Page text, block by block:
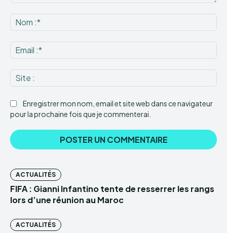
:*
:*
:
Enregistrer mon nom, email et site web dans ce navigateur
pour la prochaine fois que je commenterai.
ACTUALITÉS
FIFA : Gianni Infantino tente de resserrer les rangs
lors d’une réunion au Maroc
ACTUALITÉS